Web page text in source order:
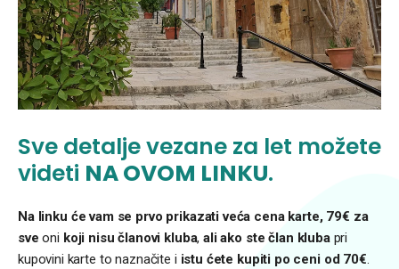
Sve detalje vezane za let možete
videti NA OVOM LINKU.
Na linku će vam se prvo prikazati veća cena karte, 79€ za
sve oni koji nisu članovi kluba,ali ako ste član klubapri
kupovini karte to naznačite i istu ćete kupiti po ceni od 70€.